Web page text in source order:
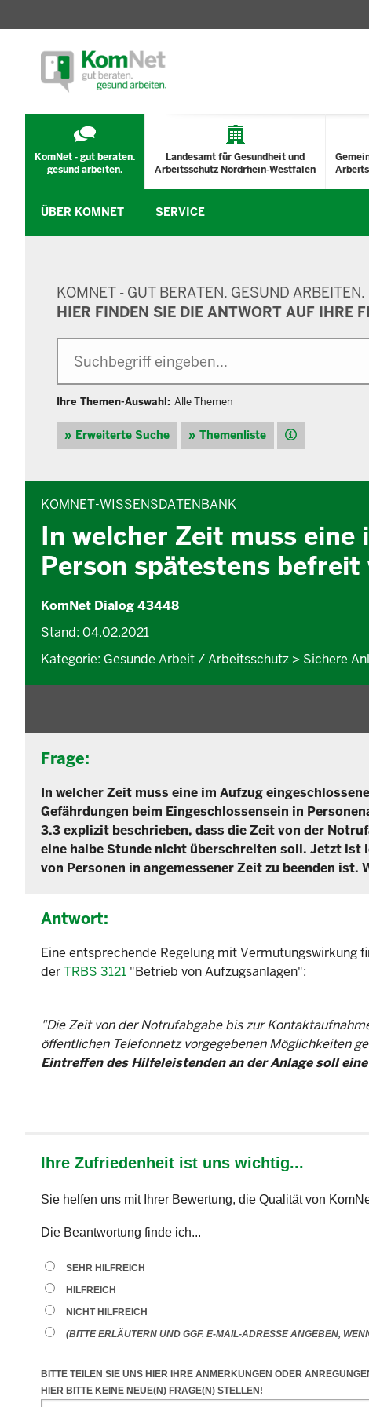
KomNet - gut beraten.
gesund arbeiten.
Landesamt für Gesundheit und
Arbeitsschutz Nordrhein-Westfalen
ÜBER KOMNET SERVICE
KOMNET - GUT BERATEN. GESUND ARBEITEN.
HIER FINDEN SIE DIE ANTWORT AUF IHRE
Ihre Themen-Auswahl: Alle Themen
Erweiterte Suche Themenliste Hilfe
KOMNET-WISSENSDATENBANK
In welcher Zeit muss eine
Person spätestens befreit
KomNet Dialog 43448
Stand: 04.02.2021
Kategorie: Gesunde Arbeit / Arbeitsschutz > Sichere
Frage:
In welcher Zeit muss eine im Aufzug
Gefährdungen beim Eingeschlossensein in
3.3 explizit beschrieben, dass die Zeit von der
eine halbe Stunde nicht überschreiten soll. Jetzt ist
von Personen in angemessener Zeit zu beenden ist.
Antwort:
Eine entsprechende Regelung mit Vermutungswirkung
derTRBS 3121 "Betrieb von Aufzugsanlagen":
"Die Zeit von der Notrufabgabe bis zur
öffentlichen Telefonnetz vorgegebenen Möglichkeiten
Eintreffen des Hilfeleistenden an der Anlage soll